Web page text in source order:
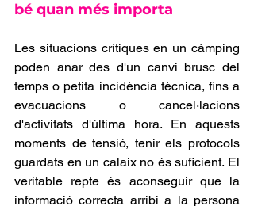
bé quan més importa
Les situacions crítiques en un càmping
poden anar des d'un canvi brusc del
temps o petita incidència tècnica, fins a
evacuacions o cancel·lacions
d'activitats d'última hora. En aquests
moments de tensió, tenir els protocols
guardats en un calaix no és suficient. El
veritable repte és aconseguir que la
informació correcta arribi a la persona